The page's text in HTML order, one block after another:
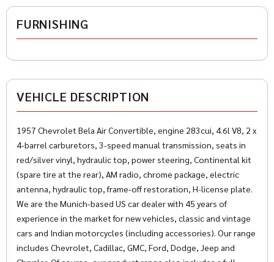
Cabrio
99.999 km
First registration
1957-07
Needed
Color
Red
Color (Manufacturer)
FURNISHING
VEHICLE DESCRIPTION
1957 Chevrolet Bela Air Convertible, engine 283cui, 4.6l V8, 2 x
4-barrel carburetors, 3-speed manual transmission, seats in
red/silver vinyl, hydraulic top, power steering, Continental kit
(spare tire at the rear), AM radio, chrome package, electric
antenna, hydraulic top, frame-off restoration, H-license plate.
We are the Munich-based US car dealer with 45 years of
experience in the market for new vehicles, classic and vintage
cars and Indian motorcycles (including accessories). Our range
includes Chevrolet, Cadillac, GMC, Ford, Dodge, Jeep and